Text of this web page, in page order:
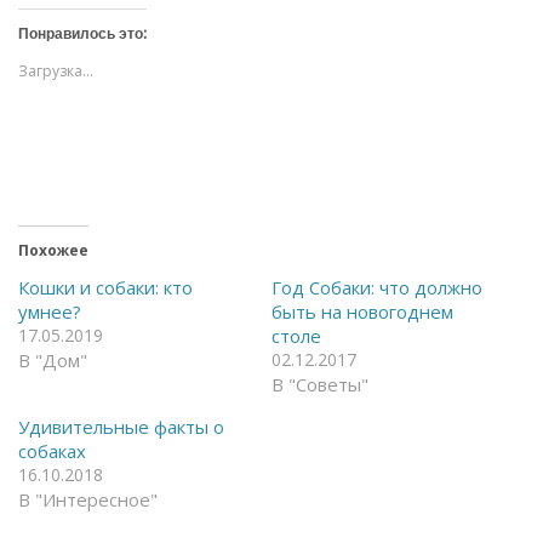
и
т
е
ч
т
ь
а
F
a
c
e
b
(
О
т
к
р
ы
и
т
е
с
я
a
m
к
Понравилось это:
Загрузка...
Похожее
Кошки и собаки: кто
умнее?
17.05.2019
В "Дом"
Год Собаки: что должно
быть на новогоднем
столе
02.12.2017
В "Советы"
Удивительные факты о
собаках
16.10.2018
В "Интересное"